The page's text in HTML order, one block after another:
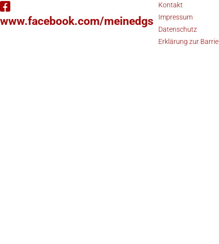
www.facebook.com/meinedgs
Kontakt
Impressum
Datenschutz
Erklärung zur